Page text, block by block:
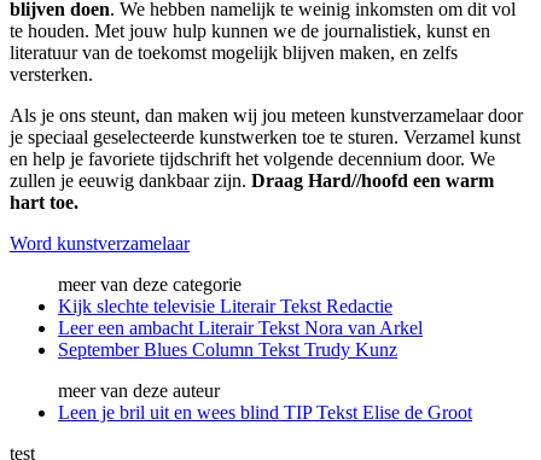
blijven doen. We hebben namelijk te weinig inkomsten om dit vol
te houden. Met jouw hulp kunnen we de journalistiek, kunst en
literatuur van de toekomst mogelijk blijven maken, en zelfs
versterken.
Als je ons steunt, dan maken wij jou meteen kunstverzamelaar door
je speciaal geselecteerde kunstwerken toe te sturen. Verzamel kunst
en help je favoriete tijdschrift het volgende decennium door. We
zullen je eeuwig dankbaar zijn. Draag Hard//hoofd een warm
hart toe.
Word kunstverzamelaar
meer van deze categorie
Kijk slechte televisie Literair Tekst Redactie
Leer een ambacht Literair Tekst Nora van Arkel
September Blues Column Tekst Trudy Kunz
meer van deze auteur
Leen je bril uit en wees blind TIP Tekst Elise de Groot
test